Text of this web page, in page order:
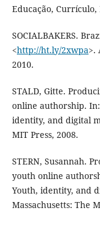
Educação, Currículo,
SOCIALBAKERS.
<http://ht.ly/2xwpa>.
2010.
STALD, Gitte.
online authorship.
identity, and digital
MIT Press, 2008.
STERN, Susannah.
youth online
Youth, identity, and
Massachusetts: The